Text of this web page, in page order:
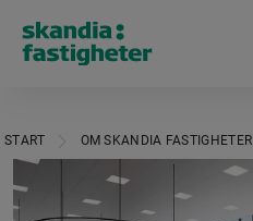
START OM SKANDIA FASTIGHETER